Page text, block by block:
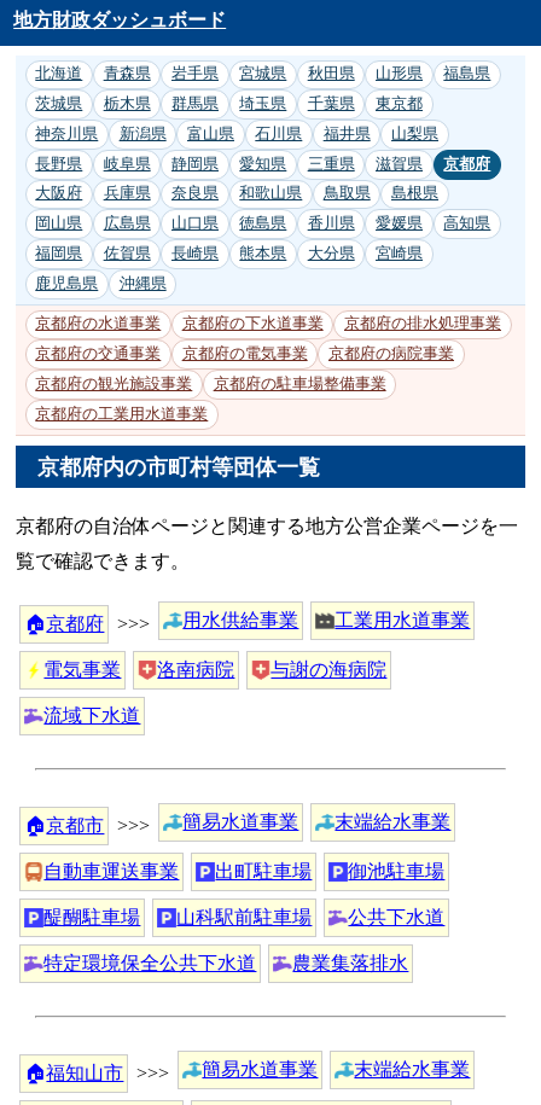
地方財政ダッシュボード
北海道 青森県 岩手県 宮城県 秋田県 山形県
福島県
茨城県
栃木県 群馬県 埼玉県 千葉県
東京都
神奈川県
新潟県 富山県 石川県 福井県
山梨県
長野県
岐阜県 静岡県 愛知県 三重県 滋賀県
京都府
大阪府
兵庫県 奈良県 和歌山県 鳥取県
島根県
岡山県
広島県 山口県 徳島県 香川県 愛媛県
高知県
福岡県
佐賀県 長崎県 熊本県 大分県
宮崎県
鹿児島県
沖縄県
京都府の水道事業 京都府の下水道事業
京都府の排水処理事業
京都府の交通事業
京都府の電気事業
京都府の病院事業
京都府の観光施設事業
京都府の駐車場整備事業
京都府の工業用水道事業
京都府内の市町村等団体一覧
京都府の自治体ページと関連する地方公営企業ページを一
覧で確認できます。
🏠京都府 >>> 用水供給事業 工業用水道事業
電気事業 洛南病院 与謝の海病院
流域下水道
🏠京都市 >>> 簡易水道事業 末端給水事業
自動車運送事業 出町駐車場 御池駐車場
醍醐駐車場 山科駅前駐車場 公共下水道
特定環境保全公共下水道 農業集落排水
🏠福知山市 >>> 簡易水道事業 末端給水事業